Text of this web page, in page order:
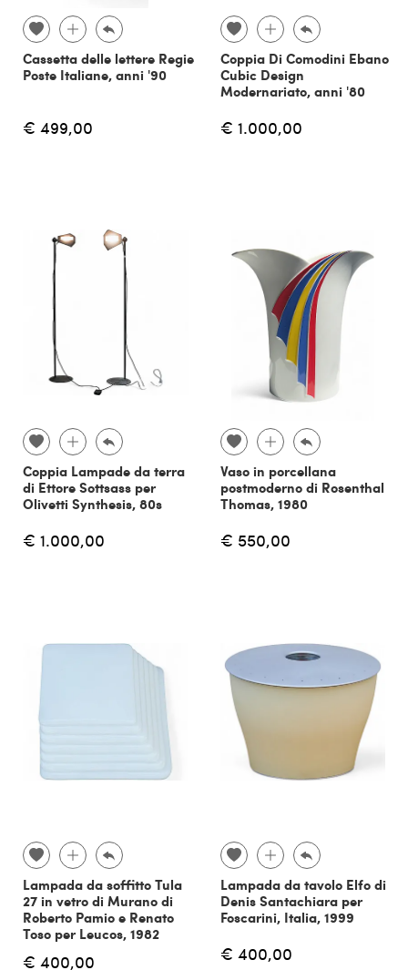
Cassetta delle lettere Regie
Poste Italiane, anni '90
€ 499,00
Coppia Di Comodini Ebano
Cubic Design
Modernariato, anni '80
€ 1.000,00
Coppia Lampade da terra
di Ettore Sottsass per
Olivetti Synthesis, 80s
€ 1.000,00
Vaso in porcellana
postmoderno di Rosenthal
Thomas, 1980
€ 550,00
Lampada da soffitto Tula
27 in vetro di Murano di
Roberto Pamio e Renato
Toso per Leucos, 1982
€ 400,00
Lampada da tavolo Elfo di
Denis Santachiara per
Foscarini, Italia, 1999
€ 400,00